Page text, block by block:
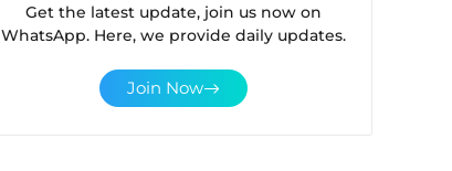
Get the latest update, join us now on
WhatsApp. Here, we provide daily updates.
Join Now